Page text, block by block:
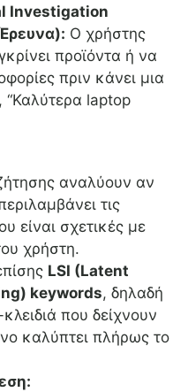
Investigation
Ο χρήστης
προϊόντα ή να
πριν κάνει μια
“Καλύτερα laptop
αναλύουν αν
τις
είναι σχετικές με
χρήστη.
LSI (Latent
keywords, δηλαδή
που δείχνουν
καλύπτει πλήρως το